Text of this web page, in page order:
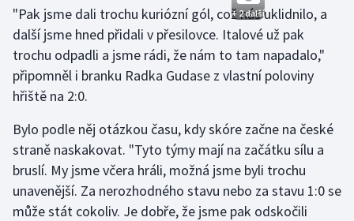
Stolní tenis
Triatlon
Veslování
Vodní slalom
Volejbal
Ostatní
+ 2 další
"Pak jsme dali trochu kuriózní gól, což nás uklidnilo, a
další jsme hned přidali v přesilovce. Italové už pak
trochu odpadli a jsme rádi, že nám to tam napadalo,"
připomněl i branku Radka Gudase z vlastní poloviny
hřiště na 2:0.
Bylo podle něj otázkou času, kdy skóre začne na české
straně naskakovat. "Tyto týmy mají na začátku sílu a
bruslí. My jsme včera hráli, možná jsme byli trochu
unavenější. Za nerozhodného stavu nebo za stavu 1:0 se
může stát cokoliv. Je dobře, že jsme pak odskočili